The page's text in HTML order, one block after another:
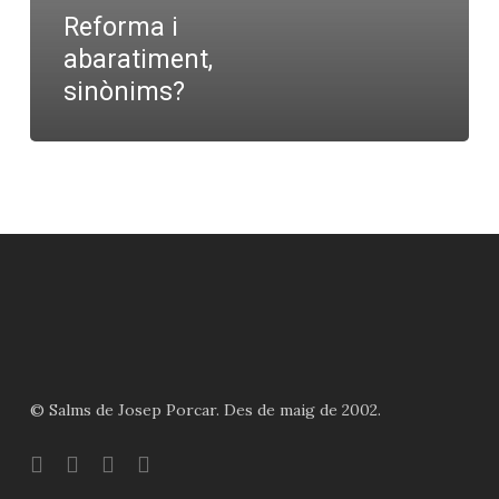
Reforma i
abaratiment,
sinònims?
© Salms de Josep Porcar. Des de maig de 2002.
blueskyinstagram
flickr mastodon